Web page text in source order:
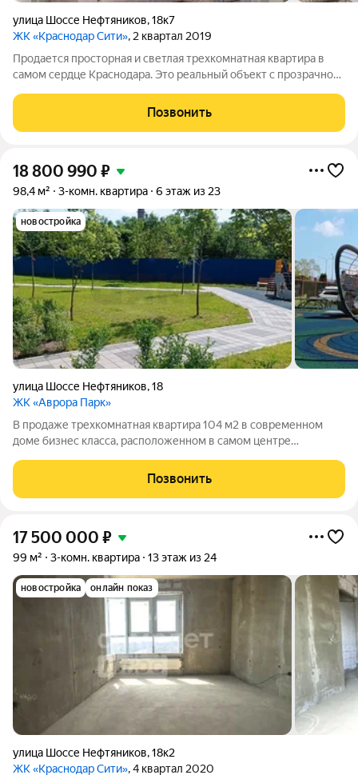
улица Шоссе Нефтяников,18к7
ЖК «Краснодар Сити», 2 квартал 2019
Продается просторная и светлая трехкомнатная квартира в
самом сердце Краснодара. Это реальный объект с прозрачной
комфортной жизни. ПОЧЕМУ ЭТА КВАРТИРА СТАНЕТ ВАШЕЙ:
Состояние новой: В квартире
Позвонить
18 800 990 ₽
98,4 м² 3-комн. квартира 6 этаж из 23
новостройка
улица Шоссе Нефтяников,18
ЖК «Аврора Парк»
В продаже трехкомнатная квартира 104 м2 в современном
доме бизнес класса, расположенном в самом центре
Аврора, ул. Шоссе нефтяников 18 к3 Есть возможность
расширить площадь до 156 м2 с помощью
Позвонить
17 500 000 ₽
99 м² 3-комн. квартира 13 этаж из 24
новостройка онлайн показ
улица Шоссе Нефтяников,18к2
ЖК «Краснодар Сити», 4 квартал 2020